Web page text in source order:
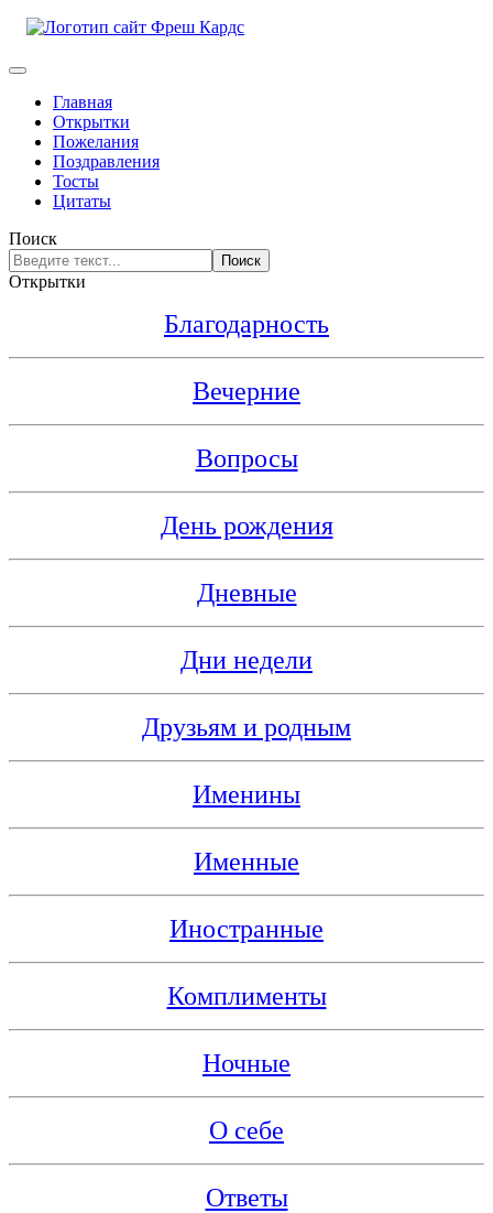
Главная
Открытки
Пожелания
Поздравления
Тосты
Цитаты
Поиск
Поиск
Открытки
Благодарность
Вечерние
Вопросы
День рождения
Дневные
Дни недели
Друзьям и родным
Именины
Именные
Иностранные
Комплименты
Ночные
О себе
Ответы